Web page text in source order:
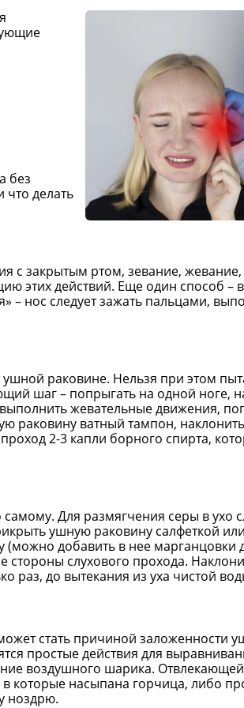
без
делать
с закрытым ртом, зевание,
этих действий. Еще один способ –
– нос следует зажать пальцами,
раковине. Нельзя при этом
шаг – попрыгать на одной ноге,
жевательные движения,
ватный тампон, наклонить
2-3 капли борного спирта,
Для размягчения серы в ухо
ушную раковину салфеткой
добавить в нее марганцовки
слухового прохода.
раз, до вытекания из уха чистой
стать причиной заложенности
простые действия для
воздушного шарика.
которые насыпана горчица, либо
ноздрю.